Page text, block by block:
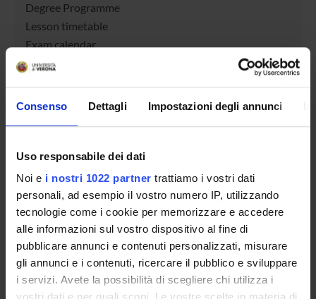
Consenso Dettagli Impostazioni degli annunci
Uso responsabile dei dati
Noi e i nostri 1022 partner trattiamo i vostri dati
personali, ad esempio il vostro numero IP, utilizzando
tecnologie come i cookie per memorizzare e accedere
alle informazioni sul vostro dispositivo al fine di
pubblicare annunci e contenuti personalizzati, misurare
gli annunci e i contenuti, ricercare il pubblico e sviluppare
i servizi. Avete la possibilità di scegliere chi utilizza i
Degree Programme
Lesson timetable
Exam calendar
Notices
Governing bodies
STUDYING
COURSES
PHD PROGRAMMES AND POSTGRADUATE
TRAINING
Contacts
People